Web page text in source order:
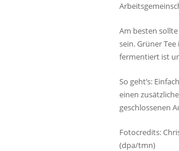
Am besten
sein. Grüner
fermentiert ist
So geht’s:
einen
geschlossenen
Fotocredits:
(dpa/tmn)